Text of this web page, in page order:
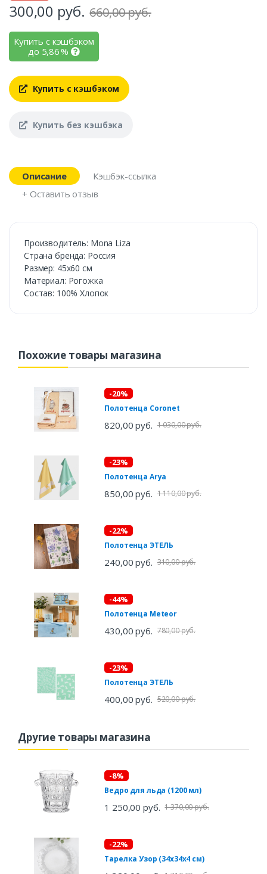
300,00 руб. 660,00 руб.
Купить с кэшбэком
до 5,86%
Купить с кэшбэком
Купить без кэшбэка
Описание
Кэшбэк-ссылка
+ Оставить отзыв
Производитель: Mona Liza
Cтрана бренда: Россия
Размер: 45х60 см
Материал: Рогожка
Состав: 100% Хлопок
Похожие товары магазина
-20%
Полотенца Coronet
820,00 руб. 1 030,00 руб.
-23%
Полотенца Arya
850,00 руб. 1 110,00 руб.
-22%
Полотенца ЭТЕЛЬ
240,00 руб. 310,00 руб.
-44%
Полотенца Meteor
430,00 руб. 780,00 руб.
-23%
Полотенца ЭТЕЛЬ
400,00 руб. 520,00 руб.
Другие товары магазина
-8%
Ведро для льда (1200 мл)
1 250,00 руб. 1 370,00 руб.
-22%
Тарелка Узор (34х34х4 см)